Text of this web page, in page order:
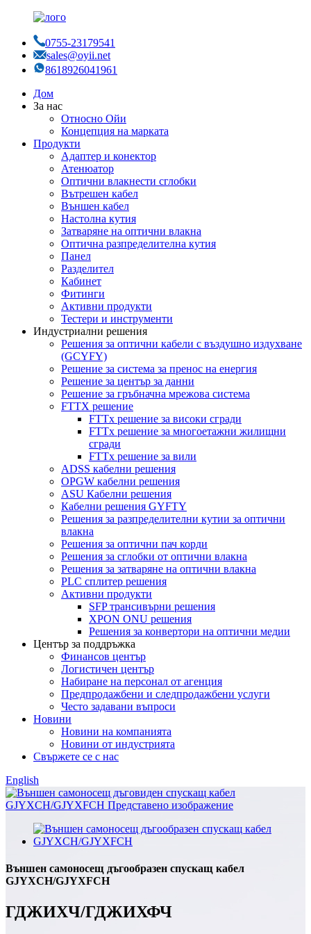
0755-23179541
sales@oyii.net
8618926041961
Дом
За нас
Относно Ойи
Концепция на марката
Продукти
Адаптер и конектор
Атенюатор
Оптични влакнести сглобки
Вътрешен кабел
Външен кабел
Настолна кутия
Затваряне на оптични влакна
Оптична разпределителна кутия
Панел
Разделител
Кабинет
Фитинги
Активни продукти
Тестери и инструменти
Индустриални решения
Решения за оптични кабели с въздушно издухване
(GCYFY)
Решение за система за пренос на енергия
Решение за център за данни
Решение за гръбначна мрежова система
FTTX решение
FTTx решение за високи сгради
FTTx решение за многоетажни жилищни
сгради
FTTx решение за вили
ADSS кабелни решения
OPGW кабелни решения
ASU Кабелни решения
Кабелни решения GYFTY
Решения за разпределителни кутии за оптични
влакна
Решения за оптични пач корди
Решения за сглобки от оптични влакна
Решения за затваряне на оптични влакна
PLC сплитер решения
Активни продукти
SFP трансивърни решения
XPON ONU решения
Решения за конвертори на оптични медии
Център за поддръжка
Финансов център
Логистичен център
Набиране на персонал от агенция
Предпродажбени и следпродажбени услуги
Често задавани въпроси
Новини
Новини на компанията
Новини от индустрията
Свържете се с нас
English
Външен самоносещ дъгообразен спускащ кабел
GJYXCH/GJYXFCH
ГДЖИХЧ/ГДЖИХФЧ